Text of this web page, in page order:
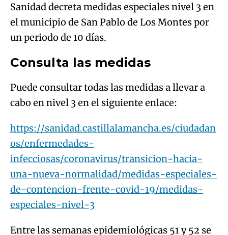
Sanidad decreta medidas especiales nivel 3 en
el municipio de San Pablo de Los Montes por
un periodo de 10 días.
Consulta las medidas
Puede consultar todas las medidas a llevar a
cabo en nivel 3 en el siguiente enlace:
https://sanidad.castillalamancha.es/ciudadan
os/enfermedades-
infecciosas/coronavirus/transicion-hacia-
una-nueva-normalidad/medidas-especiales-
de-contencion-frente-covid-19/medidas-
especiales-nivel-3
Entre las semanas epidemiológicas 51 y 52 se